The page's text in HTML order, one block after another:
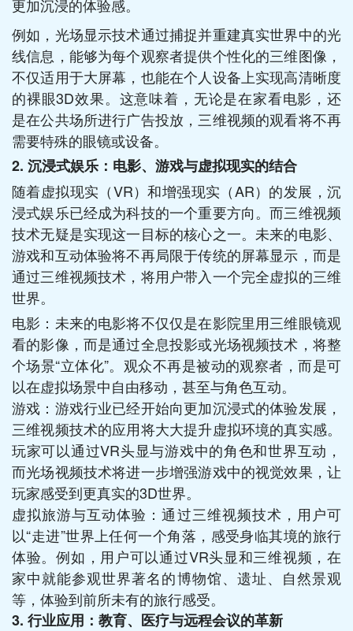
更加沉浸的体验感。
例如，光场显示技术通过捕捉并重建真实世界中的光
线信息，能够为每个观察者提供个性化的三维图像，
不仅适用于大屏幕，也能在个人设备上实现高清晰度
的裸眼3D效果。这意味着，无论是在家看电影，还
是在公共场所进行广告投放，三维视频的观看将不再
需要特殊的眼镜或设备。
2. 沉浸式娱乐：电影、游戏与虚拟现实的结合
随着虚拟现实（VR）和增强现实（AR）的发展，沉
浸式娱乐已经成为科技的一个重要方向。而三维视频
技术无疑是实现这一目标的核心之一。未来的电影、
游戏和互动体验将不再局限于传统的屏幕显示，而是
通过三维视频技术，将用户带入一个完全虚拟的三维
世界。
电影：未来的电影将不仅仅是在影院里用三维眼镜观
看的影像，而是通过全息投影或光场视频技术，将整
个场景“立体化”。观众不再是被动的观察者，而是可
以在虚拟场景中自由移动，甚至与角色互动。
游戏：游戏行业已经开始向更加沉浸式的体验发展，
三维视频技术的应用将大大提升虚拟环境的真实感。
玩家可以通过VR头显与游戏中的角色和世界互动，
而光场视频技术将进一步增强游戏中的视觉效果，让
玩家感受到更真实的3D世界。
虚拟旅游与互动体验：通过三维视频技术，用户可
以“走进”世界上任何一个角落，感受身临其境的旅行
体验。例如，用户可以通过VR头显和三维视频，在
家中就能参观世界著名的博物馆、遗址、自然景观
等，体验到前所未有的旅行感受。
3. 行业应用：教育、医疗与远程会议的革新